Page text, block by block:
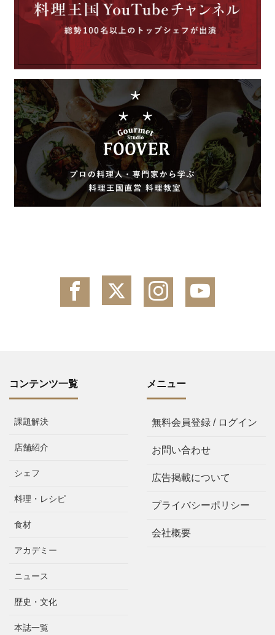
コンテンツ一覧
課題解決
店舗紹介
シェフ
料理・レシピ
食材
アカデミー
ニュース
歴史・文化
本誌一覧
メニュー
無料会員登録 / ログイン
お問い合わせ
広告掲載について
プライバシーポリシー
会社概要